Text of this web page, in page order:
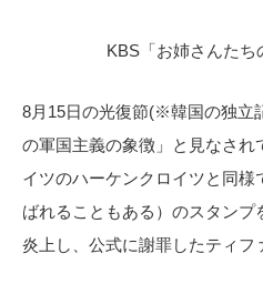
KBS「お姉さんたち
8月15日の光復節(※韓国の独立
の軍国主義の象徴」と見なさ
イツのハーケンクロイツと同
ばれることもある）のスタン
炎上し、公式に謝罪したティフ